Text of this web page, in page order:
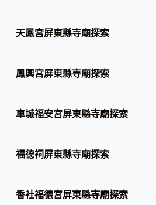
天鳳宮屏東縣寺廟探索
鳳興宮屏東縣寺廟探索
車城福安宮屏東縣寺廟探索
福德祠屏東縣寺廟探索
香社福德宮屏東縣寺廟探索